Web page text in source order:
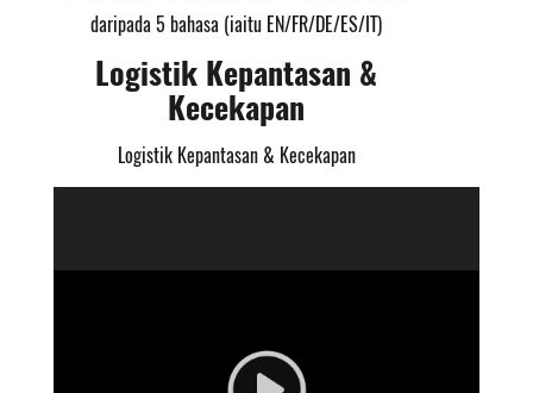
daripada 5 bahasa (iaitu EN/FR/DE/ES/IT)
Logistik Kepantasan &
Kecekapan
Logistik Kepantasan & Kecekapan